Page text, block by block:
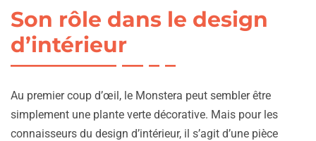
Son rôle dans le design
d’intérieur
Au premier coup d’œil, le Monstera peut sembler être
simplement une plante verte décorative. Mais pour les
connaisseurs du design d’intérieur, il s’agit d’une pièce